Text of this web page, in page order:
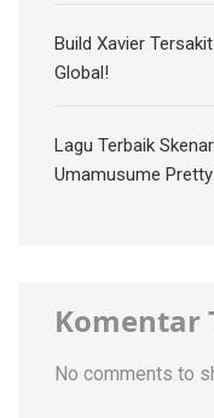
Build Xavier
Global!
Lagu Terbaik
Umamusume Pretty
Komentar
No comments to